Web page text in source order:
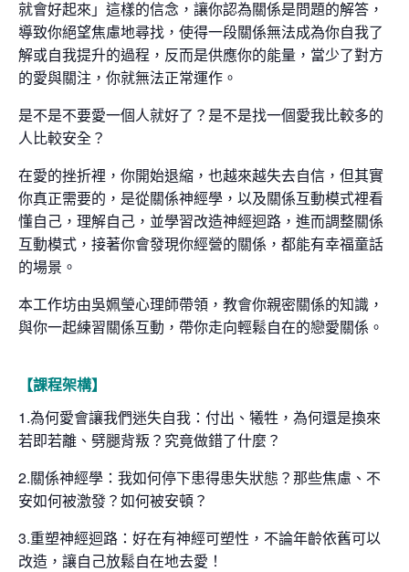
就會好起來」這樣的信念，讓你認為關係是問題的解答，
導致你絕望焦慮地尋找，使得一段關係無法成為你自我了
解或自我提升的過程，反而是供應你的能量，當少了對方
的愛與關注，你就無法正常運作。
是不是不要愛一個人就好了？是不是找一個愛我比較多的
人比較安全？
在愛的挫折裡，你開始退縮，也越來越失去自信，但其實
你真正需要的，是從關係神經學，以及關係互動模式裡看
懂自己，理解自己，並學習改造神經迴路，進而調整關係
互動模式，接著你會發現你經營的關係，都能有幸福童話
的場景。
本工作坊由吳姵瑩心理師帶領，教會你親密關係的知識，
與你一起練習關係互動，帶你走向輕鬆自在的戀愛關係。
【課程架構】
1.為何愛會讓我們迷失自我：付出、犧牲，為何還是換來
若即若離、劈腿背叛？究竟做錯了什麼？
2.關係神經學：我如何停下患得患失狀態？那些焦慮、不
安如何被激發？如何被安頓？
3.重塑神經迴路：好在有神經可塑性，不論年齡依舊可以
改造，讓自己放鬆自在地去愛！